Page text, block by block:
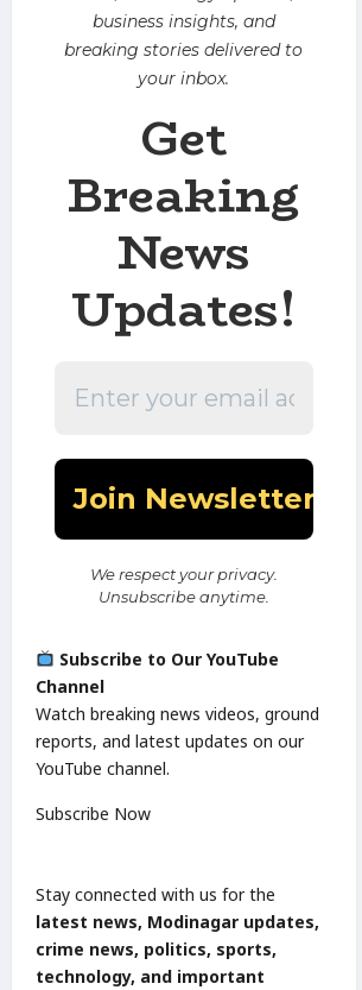
business insights, and
breaking stories delivered to
your inbox.
Get
Breaking
News
Updates!
We respect your privacy.
Unsubscribe anytime.
Subscribe to Our YouTube
Channel
Watch breaking news videos, ground
reports, and latest updates on our
YouTube channel.
Subscribe Now
Stay connected with us for the
latest news, Modinagar updates,
crime news, politics, sports,
technology, and important